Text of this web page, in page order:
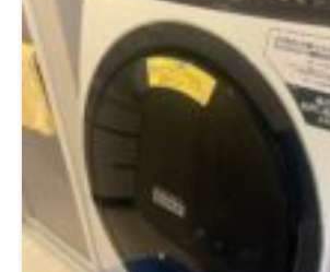
強く閉めず、物を挟まないようにしましょう
キン清掃（強く押し付けない） カビ・汚れは
や布で優しく拭き取る ゴシゴシこするとワイ
なるので注意 3. 点検時にワイヤーのズレをチ
周囲を軽く押して、ワイヤーがしっかり固定
違和感がある場合は早めに調整・修理 4. 異音
早めに対応 放置すると修理費が大幅に高くな
す 初期段階で対応することで、部品交換のみ
ます 自分で直せる？それとも業者依頼？ 工
ヤーを戻すことは可能です ただし パッキン
く、失敗すると水漏れが悪化する場合があり
れば、パッキン・ワイヤー交換を同時に対応
安心です 清掃時の注意ポイント（まとめ）
を固定する金属製ワイヤー のことです。 ド
の部品で、水漏れを防ぐ重要なパーツ。その
です。このワイヤーが外れてしまうと、ドア
しまい、水漏れにつながります。
実際の
らも参考にしてください：日立 BD-SX110F ド
ー外れ・水漏れトラブル 水漏れが起きたらす
と 結論から言うと、そのまま使い続けるのは
に水が広がり、カビや傷みの原因になる 内部
に水がかかると故障のリスクが高まる 修理費
性がある まずは 電源を抜き、タオルで床の
応急処置をしても根本解決にはならないため
が必要です。 ドアパッキンワイヤーが外れる
きく3つあります。 経年劣化長年の使用でゴ